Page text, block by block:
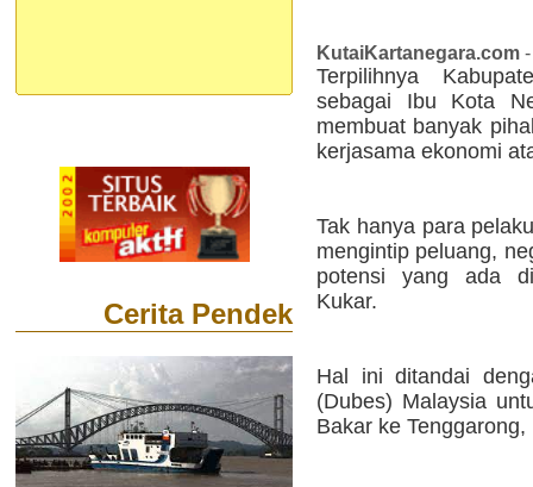
Cerita Pendek
KutaiKartanegara.com
Terpilihnya
sebagai Ibu Kota
membuat banyak
kerjasama ekonomi
Tak hanya para
mengintip peluang,
potensi yang ada
Kukar.
Hal ini ditandai
(Dubes) Malaysia
Bakar ke